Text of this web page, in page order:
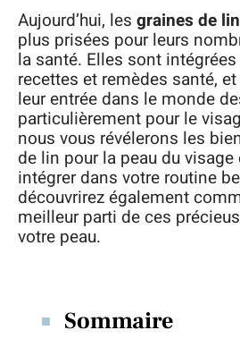
Aujourd’hui, les graines de lin
plus prisées pour leurs
la santé. Elles sont
recettes et remèdes santé,
leur entrée dans le monde
particulièrement pour le
nous vous révélerons les
de lin pour la peau du
intégrer dans votre routine
découvrirez également
meilleur parti de ces
votre peau.
Sommaire